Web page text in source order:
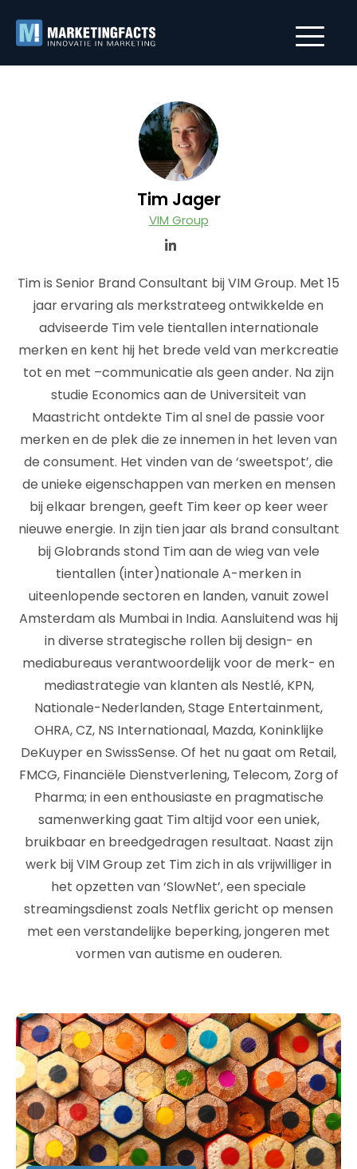
Tim Jager
VIM Group
Tim is Senior Brand Consultant bij VIM Group. Met 15
jaar ervaring als merkstrateeg ontwikkelde en
adviseerde Tim vele tientallen internationale
merken en kent hij het brede veld van merkcreatie
tot en met –communicatie als geen ander. Na zijn
studie Economics aan de Universiteit van
Maastricht ontdekte Tim al snel de passie voor
merken en de plek die ze innemen in het leven van
de consument. Het vinden van de ‘sweetspot’, die
de unieke eigenschappen van merken en mensen
bij elkaar brengen, geeft Tim keer op keer weer
nieuwe energie. In zijn tien jaar als brand consultant
bij Globrands stond Tim aan de wieg van vele
tientallen (inter)nationale A-merken in
uiteenlopende sectoren en landen, vanuit zowel
Amsterdam als Mumbai in India. Aansluitend was hij
in diverse strategische rollen bij design- en
mediabureaus verantwoordelijk voor de merk- en
mediastrategie van klanten als Nestlé, KPN,
Nationale-Nederlanden, Stage Entertainment,
OHRA, CZ, NS Internationaal, Mazda, Koninklijke
DeKuyper en SwissSense. Of het nu gaat om Retail,
FMCG, Financiële Dienstverlening, Telecom, Zorg of
Pharma; in een enthousiaste en pragmatische
samenwerking gaat Tim altijd voor een uniek,
bruikbaar en breedgedragen resultaat. Naast zijn
werk bij VIM Group zet Tim zich in als vrijwilliger in
het opzetten van ‘SlowNet’, een speciale
streamingsdienst zoals Netflix gericht op mensen
met een verstandelijke beperking, jongeren met
vormen van autisme en ouderen.